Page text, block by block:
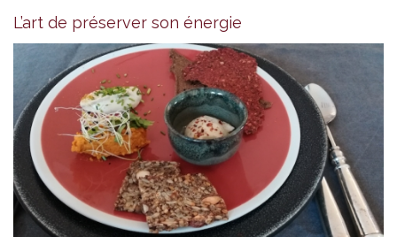
L’art de préserver son énergie